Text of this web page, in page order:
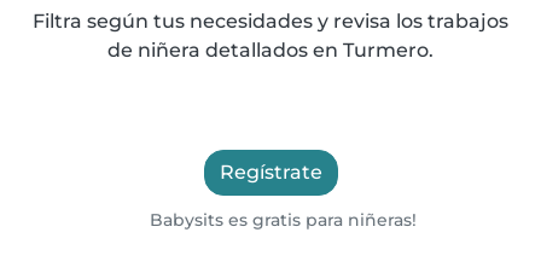
Filtra según tus necesidades y revisa los trabajos
de niñera detallados en Turmero.
Regístrate
Babysits es gratis para niñeras!